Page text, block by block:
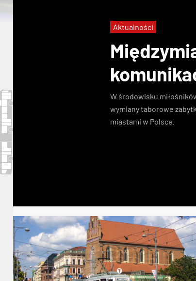
W środowisku
wymiany taborowe
miastami w Polsce.
Aktualności
Konstal N zabytkowe tramwaje KSTM